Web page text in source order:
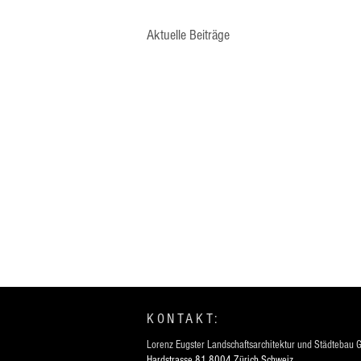
Aktuelle Beiträge
KONTAKT:
Lorenz Eugster Landschaftsarchitektur und Städtebau